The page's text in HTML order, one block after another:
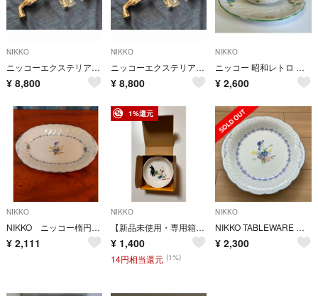
NIKKO
ニッコーエクステリア 飾蛇口 キー付き クロームメッキ 泡沫 K302、K602
¥ 8,800
NIKKO
ニッコーエクステリア 飾蛇口 キー付き クロームメッキ 泡沫 K302、K602
¥ 8,800
NIKKO
ニッコー 昭和レトロ ビレロイ＆ボッホ リーベンブルーメ カップ&ソーサ 純喫茶
¥ 2,600
NIKKO
NIKKO ニッコー楕円形大皿サンドイッチプレート１枚
¥ 2,111
1%還元
NIKKO
【新品未使用・専用箱付】リサ&ガスパール 深皿 １３cm ニッコー
¥ 1,400
14円相当還元 (1%)
NIKKO
NIKKO TABLEWARE お皿 プレート
¥ 2,300